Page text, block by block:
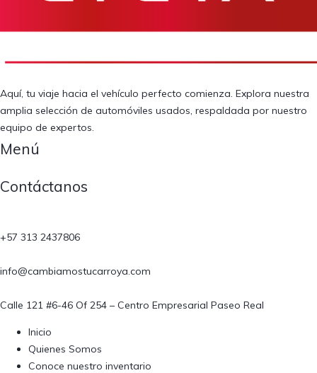
Aquí, tu viaje hacia el vehículo perfecto comienza. Explora nuestra
amplia selección de automóviles usados, respaldada por nuestro
equipo de expertos.
Menú​
Contáctanos​
+57 313 2437806
info@cambiamostucarroya.com
Calle 121 #6-46 Of 254 – Centro Empresarial Paseo Real
Inicio
Quienes Somos
Conoce nuestro inventario